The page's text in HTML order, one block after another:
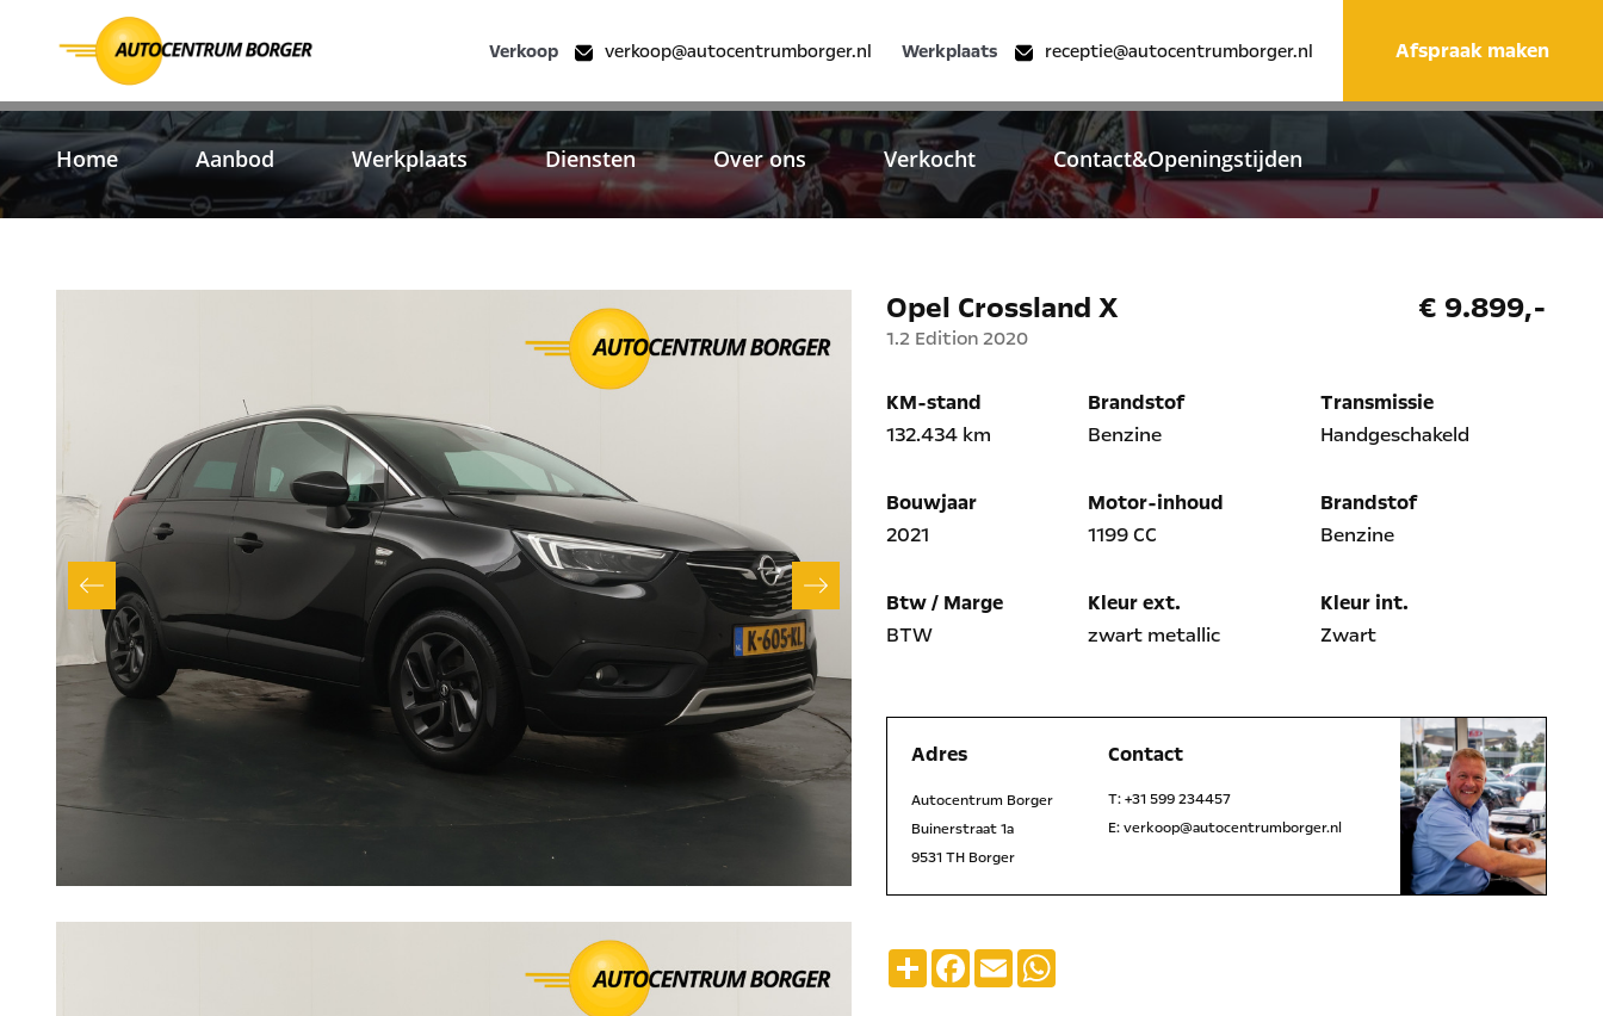
Verkoop verkoop@autocentrumborger.nl Werkplaats receptie@autocentrumborger.nl Afspraak maken
Home Aanbod Werkplaats Diensten Over ons Verkocht Contact&Openingstijden
Opel Crossland X
1.2 Edition 2020
€ 9.899,-
KM-stand
132.434 km
Brandstof
Benzine
Transmissie
Handgeschakeld
Bouwjaar
2021
Motor-inhoud
1199 CC
Brandstof
Benzine
Btw / Marge
BTW
Kleur ext.
zwart metallic
Kleur int.
Zwart
Adres
Autocentrum Borger
Buinerstraat 1a
9531 TH Borger
Contact
T:+31 599 234457
E:verkoop@autocentrumborger.nl
DeelFacebook
EmailWhatsApp